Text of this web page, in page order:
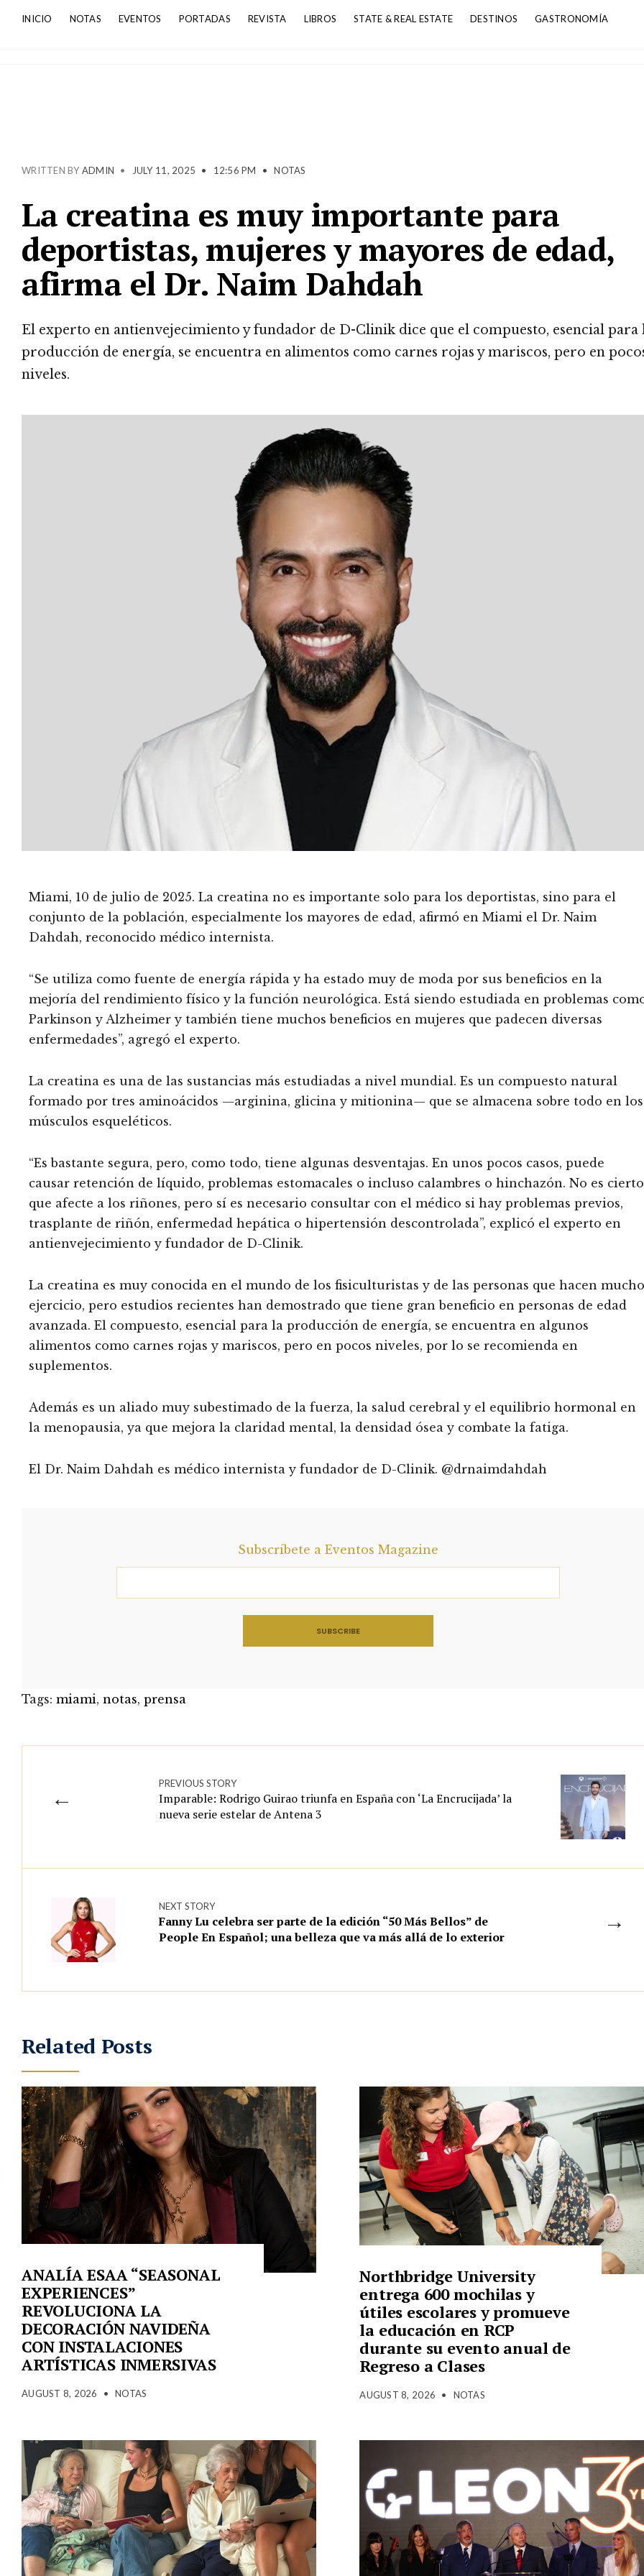
INICIO NOTAS EVENTOS PORTADAS REVISTA LIBROS STATE & REAL ESTATE DESTINOS GASTRONOMÍA
WRITTEN BY ADMIN • JULY 11, 2025 • 12:56 PM • NOTAS
La creatina es muy importante para
deportistas, mujeres y mayores de edad,
afirma el Dr. Naim Dahdah
El experto en antienvejecimiento y fundador de D-Clinik dice que el compuesto, esencial para
producción de energía, se encuentra en alimentos como carnes rojas y mariscos, pero en
niveles.
Miami, 10 de julio de 2025. La creatina no es importante solo para los deportistas, sino para el
conjunto de la población, especialmente los mayores de edad, afirmó en Miami el Dr. Naim
Dahdah, reconocido médico internista.
“Se utiliza como fuente de energía rápida y ha estado muy de moda por sus beneficios en la
mejoría del rendimiento físico y la función neurológica. Está siendo estudiada en problemas
Parkinson y Alzheimer y también tiene muchos beneficios en mujeres que padecen diversas
enfermedades”, agregó el experto.
La creatina es una de las sustancias más estudiadas a nivel mundial. Es un compuesto natural
formado por tres aminoácidos —arginina, glicina y mitionina— que se almacena sobre todo en los
músculos esqueléticos.
“Es bastante segura, pero, como todo, tiene algunas desventajas. En unos pocos casos, puede
causar retención de líquido, problemas estomacales o incluso calambres o hinchazón. No es cierto
que afecte a los riñones, pero sí es necesario consultar con el médico si hay problemas previos,
trasplante de riñón, enfermedad hepática o hipertensión descontrolada”, explicó el experto en
antienvejecimiento y fundador de D-Clinik.
La creatina es muy conocida en el mundo de los fisiculturistas y de las personas que hacen mucho
ejercicio, pero estudios recientes han demostrado que tiene gran beneficio en personas de edad
avanzada. El compuesto, esencial para la producción de energía, se encuentra en algunos
alimentos como carnes rojas y mariscos, pero en pocos niveles, por lo se recomienda en
suplementos.
Además es un aliado muy subestimado de la fuerza, la salud cerebral y el equilibrio hormonal en
la menopausia, ya que mejora la claridad mental, la densidad ósea y combate la fatiga.
El Dr. Naim Dahdah es médico internista y fundador de D-Clinik. @drnaimdahdah
Subscríbete a Eventos Magazine
Tags: miami, notas, prensa
←
PREVIOUS STORY
Imparable: Rodrigo Guirao triunfa en España con ‘La Encrucijada’ la
nueva serie estelar de Antena 3
→
NEXT STORY
Fanny Lu celebra ser parte de la edición “50 Más Bellos” de
People En Español; una belleza que va más allá de lo exterior
Related Posts
ANALÍA ESAA “SEASONAL
EXPERIENCES”
REVOLUCIONA LA
DECORACIÓN NAVIDEÑA
CON INSTALACIONES
ARTÍSTICAS INMERSIVAS
AUGUST 8, 2026 • NOTAS
Northbridge University
entrega 600 mochilas y
útiles escolares y promueve
la educación en RCP
durante su evento anual de
Regreso a Clases
AUGUST 8, 2026 • NOTAS